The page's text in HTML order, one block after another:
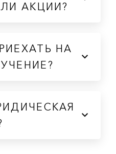
АКЦИИ?
НА